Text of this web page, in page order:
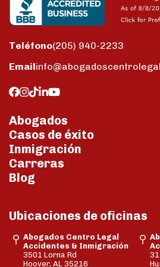
Teléfono(205) 940-2233
Email
Abogados
Casos de éxito
Inmigración
Carreras
Blog
Ubicaciones de oficinas
Abogados Centro Legal
Accidentes & Inmigración
3501 Lorna Rd
Hoover, AL 35216